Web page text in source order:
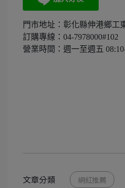
門市地址：彰化縣伸港鄉工
訂購專線：04-7978000#102
營業時間：週一至週五
文章分類 網紅推薦